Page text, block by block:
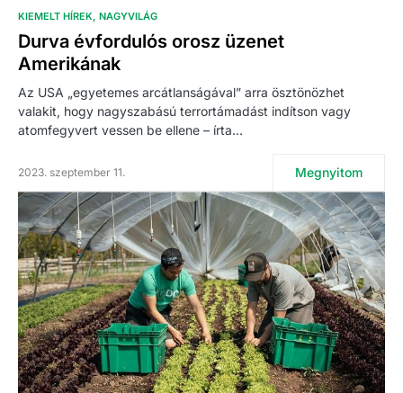
KIEMELT HÍREK NAGYVILÁG
Durva évfordulós orosz üzenet
Amerikának
Az USA „egyetemes arcátlanságával” arra ösztönözhet
valakit, hogy nagyszabású terrortámadást indítson vagy
atomfegyvert vessen be ellene – írta…
2023. szeptember 11. Megnyitom